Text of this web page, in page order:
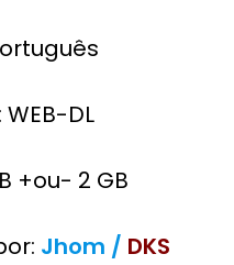
DL
+ou- 2 GB
Jhom / DKS